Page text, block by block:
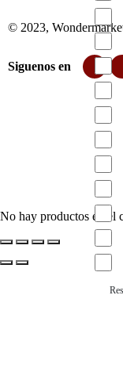
© 2023,
Siguenos en
No hay productos en el